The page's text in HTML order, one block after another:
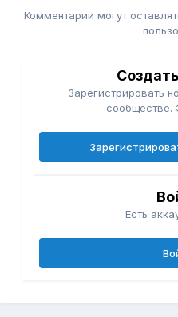
Комментарии могут
Зарегистрировать
сообществе.
Есть